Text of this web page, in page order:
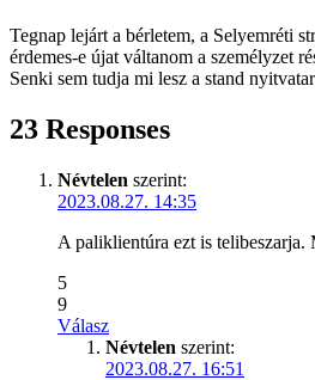
Tegnap lejárt a bérletem, a Selyemréti
érdemes-e újat váltanom a személyzet
Senki sem tudja mi lesz a stand
23 Responses
Névtelen szerint:
2023.08.27. 14:35
A paliklientúra ezt is telibeszarja.
5
9
Válasz
Névtelen szerint:
2023.08.27. 16:51